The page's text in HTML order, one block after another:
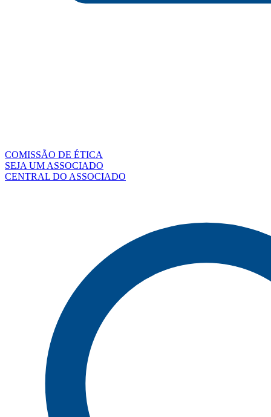
COMISSÃO DE ÉTICA
SEJA UM ASSOCIADO
CENTRAL DO ASSOCIADO